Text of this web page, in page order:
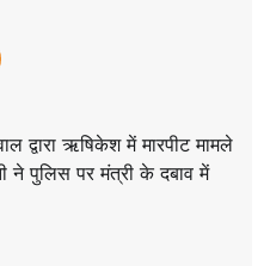
द्वारा ऋषिकेश में मारपीट मामले
ने पुलिस पर मंत्री के दबाव में